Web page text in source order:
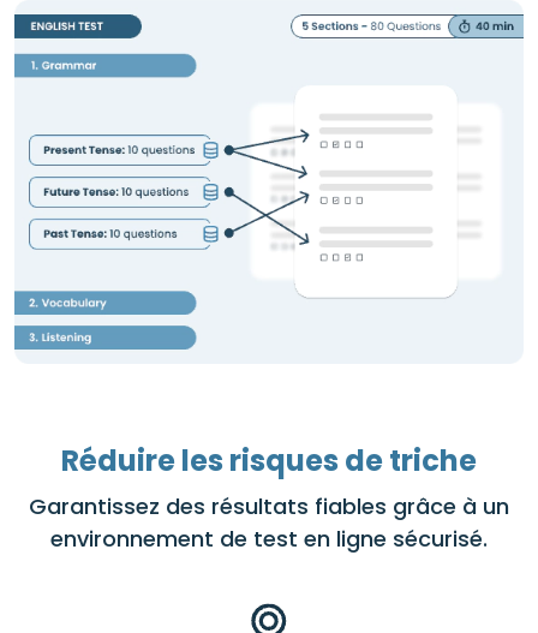
Réduire les risques de triche
Garantissez des résultats fiables grâce à un
environnement de test en ligne sécurisé.